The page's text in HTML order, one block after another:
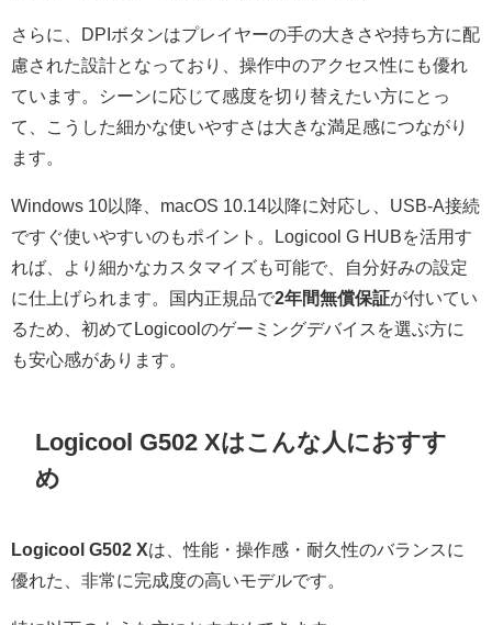
さらに、DPIボタンはプレイヤーの手の大きさや持ち方に配
慮された設計となっており、操作中のアクセス性にも優れ
ています。シーンに応じて感度を切り替えたい方にとっ
て、こうした細かな使いやすさは大きな満足感につながり
ます。
Windows 10以降、macOS 10.14以降に対応し、USB-A接続
ですぐ使いやすいのもポイント。Logicool G HUBを活用す
れば、より細かなカスタマイズも可能で、自分好みの設定
に仕上げられます。国内正規品で2年間無償保証が付いてい
るため、初めてLogicoolのゲーミングデバイスを選ぶ方に
も安心感があります。
Logicool G502 Xはこんな人におすす
め
Logicool G502 Xは、性能・操作感・耐久性のバランスに
優れた、非常に完成度の高いモデルです。